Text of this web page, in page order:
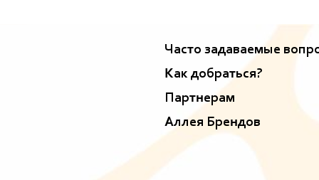
Часто задаваемые
Как добраться?
Партнерам
Аллея Брендов